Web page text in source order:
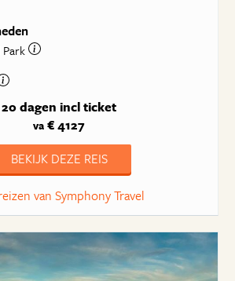
20 dagen incl ticket
va € 4127
BEKIJK DEZE REIS
van Symphony Travel